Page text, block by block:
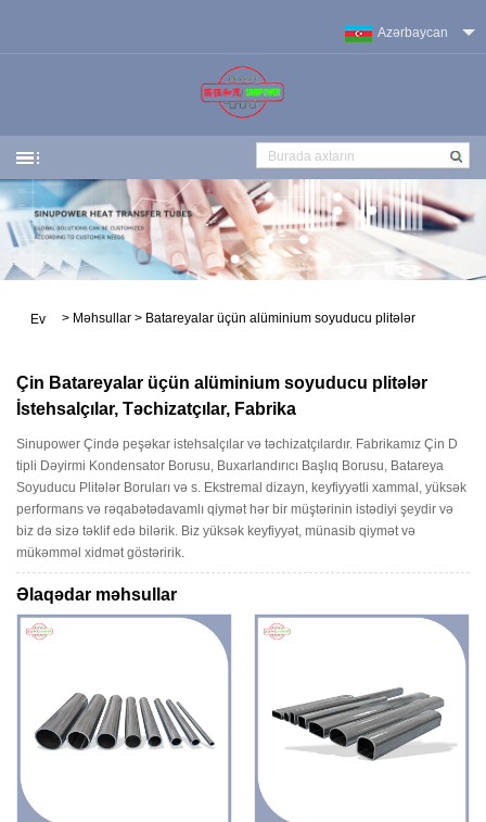
Azərbaycan
Ev > Məhsullar > Batareyalar üçün alüminium soyuducu plitələr
Çin Batareyalar üçün alüminium soyuducu plitələr
İstehsalçılar, Təchizatçılar, Fabrika
Sinupower Çində peşəkar istehsalçılar və təchizatçılardır. Fabrikamız Çin D
tipli Dəyirmi Kondensator Borusu, Buxarlandırıcı Başlıq Borusu, Batareya
Soyuducu Plitələr Boruları və s. Ekstremal dizayn, keyfiyyətli xammal, yüksək
performans və rəqabətədavamlı qiymət hər bir müştərinin istədiyi şeydir və
biz də sizə təklif edə bilərik. Biz yüksək keyfiyyət, münasib qiymət və
mükəmməl xidmət göstəririk.
Əlaqədar məhsullar